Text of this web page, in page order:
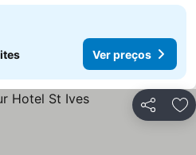
Ver preços
Partilhar